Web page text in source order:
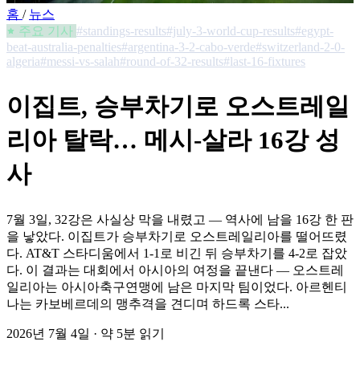
홈 / 뉴스
주요 기사 #standings-results#july-3-world-cup-results#egypt-
beat-australia-penalties#argentina-3-2-cabo-verde#switzerland-2-0-
algeria#messi-vs-salah#round-of-32-results#last-16-fixtures
이집트, 승부차기로 오스트레일
리아 탈락… 메시-살라 16강 성
사
7월 3일, 32강은 사실상 막을 내렸고 — 역사에 남을 16강 한 판
을 낳았다. 이집트가 승부차기로 오스트레일리아를 떨어뜨렸
다. AT&T 스타디움에서 1-1로 비긴 뒤 승부차기를 4-2로 잡았
다. 이 결과는 대회에서 아시아의 여정을 끝낸다 — 오스트레
일리아는 아시아축구연맹에 남은 마지막 팀이었다. 아르헨티
나는 카보베르데의 맹추격을 견디며 하드록 스타...
2026년 7월 4일 · 약 5분 읽기